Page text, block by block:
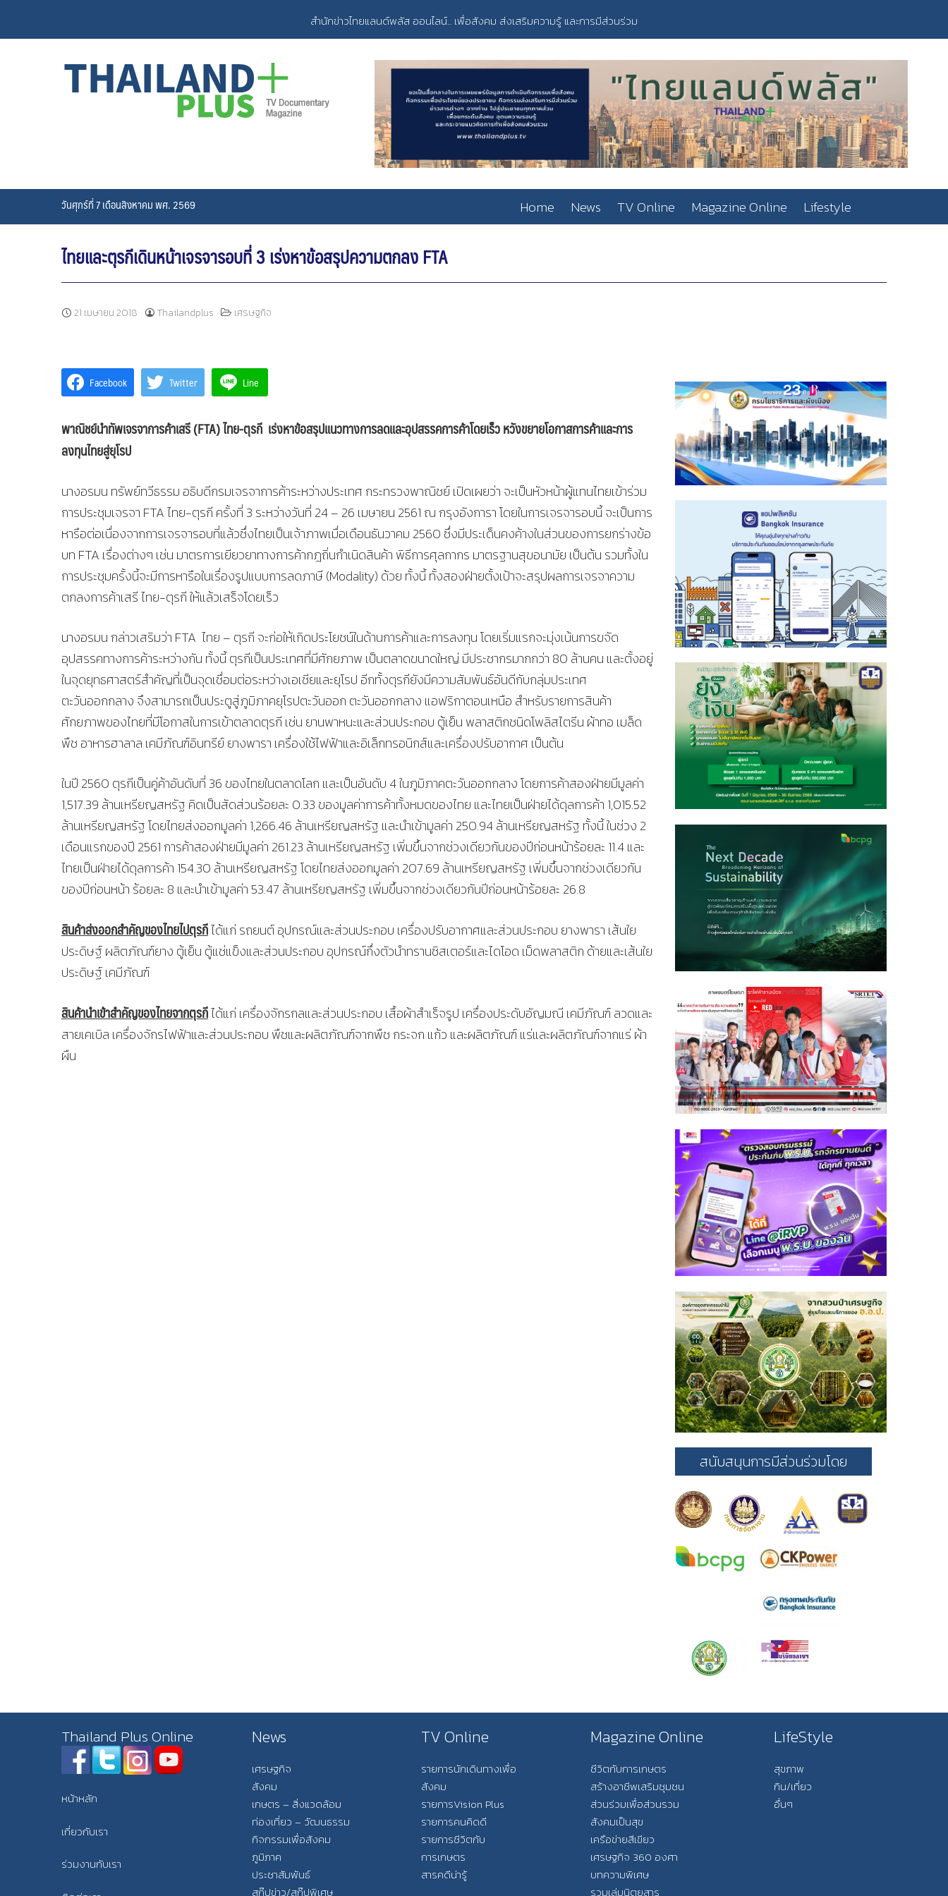
content
สำนักข่าวไทยแลนด์พลัส ออนไลน์... เพื่อสังคม ส่งเสริมความรู้ และการมีส่วนร่วม
วันศุกร์ที่ 7 เดือนสิงหาคม พศ. 2569 Home News TV Online Magazine Online Lifestyle
ไทยและตุรกีเดินหน้าเจรจารอบที่ 3 เร่งหาข้อสรุปความตกลง FTA
21 เมษายน 2018 Thailandplus เศรษฐกิจ
Facebook Twitter Line
พาณิชย์นำทัพเจรจาการค้าเสรี(FTA) ไทย-ตุรกี เร่งหาข้อสรุปแนวทางการลดและอุปสรรคการค้าโดยเร็ว หวังขยายโอกาสการค้าและการ
ลงทุนไทยสู่ยุโรป
นางอรมน ทรัพย์ทวีธรรม อธิบดีกรมเจรจาการค้าระหว่างประเทศ กระทรวงพาณิชย์ เปิดเผยว่า จะเป็นหัวหน้าผู้แทนไทยเข้าร่วม
การประชุมเจรจา FTA ไทย-ตุรกี ครั้งที่ 3 ระหว่างวันที่ 24 – 26 เมษายน 2561 ณ กรุงอังการา โดยในการเจรจารอบนี้ จะเป็นการ
หารือต่อเนื่องจากการเจรจารอบที่แล้วซึ่งไทยเป็นเจ้าภาพเมื่อเดือนธันวาคม 2560 ซึ่งมีประเด็นคงค้างในส่วนของการยกร่างข้อ
บท FTA เรื่องต่างๆ เช่น มาตรการเยียวยาทางการค้ากฎถิ่นกำเนิดสินค้า พิธีการศุลกากร มาตรฐานสุขอนามัย เป็นต้น รวมทั้งใน
การประชุมครั้งนี้จะมีการหารือในเรื่องรูปแบบการลดภาษี (Modality) ด้วย ทั้งนี้ ทั้งสองฝ่ายตั้งเป้าจะสรุปผลการเจรจาความ
ตกลงการค้าเสรี ไทย-ตุรกี ให้แล้วเสร็จโดยเร็ว
นางอรมน กล่าวเสริมว่า FTA ไทย – ตุรกี จะก่อให้เกิดประโยชน์ในด้านการค้าและการลงทุน โดยเริ่มแรกจะมุ่งเน้นการขจัด
อุปสรรคทางการค้าระหว่างกัน ทั้งนี้ ตุรกีเป็นประเทศที่มีศักยภาพ เป็นตลาดขนาดใหญ่ มีประชากรมากกว่า 80 ล้านคน และตั้งอยู่
ในจุดยุทธศาสตร์สำคัญที่เป็นจุดเชื่อมต่อระหว่างเอเชียและยุโรป อีกทั้งตุรกียังมีความสัมพันธ์อันดีกับกลุ่มประเทศ
ตะวันออกกลาง จึงสามารถเป็นประตูสู่ภูมิภาคยุโรปตะวันออก ตะวันออกกลาง แอฟริกาตอนเหนือ สำหรับรายการสินค้า
ศักยภาพของไทยที่มีโอกาสในการเข้าตลาดตุรกี เช่น ยานพาหนะและส่วนประกอบ ตู้เย็น พลาสติกชนิดโพลิสไตรีน ผ้าทอ เมล็ด
พืช อาหารฮาลาล เคมีภัณฑ์อินทรีย์ ยางพารา เครื่องใช้ไฟฟ้าและอิเล็กทรอนิกส์และเครื่องปรับอากาศ เป็นต้น
ในปี 2560 ตุรกีเป็นคู่ค้าอันดับที่ 36 ของไทยในตลาดโลก และเป็นอันดับ 4 ในภูมิภาคตะวันออกกลาง โดยการค้าสองฝ่ายมีมูลค่า
1,517.39 ล้านเหรียญสหรัฐ คิดเป็นสัดส่วนร้อยละ 0.33 ของมูลค่าการค้าทั้งหมดของไทย และไทยเป็นฝ่ายได้ดุลการค้า 1,015.52
ล้านเหรียญสหรัฐ โดยไทยส่งออกมูลค่า 1,266.46 ล้านเหรียญสหรัฐ และนำเข้ามูลค่า 250.94 ล้านเหรียญสหรัฐ ทั้งนี้ ในช่วง 2
เดือนแรกของปี 2561 การค้าสองฝ่ายมีมูลค่า 261.23 ล้านเหรียญสหรัฐ เพิ่มขึ้นจากช่วงเดียวกันของปีก่อนหน้าร้อยละ 11.4 และ
ไทยเป็นฝ่ายได้ดุลการค้า 154.30 ล้านเหรียญสหรัฐ โดยไทยส่งออกมูลค่า 207.69 ล้านเหรียญสหรัฐ เพิ่มขึ้นจากช่วงเดียวกัน
ของปีก่อนหน้า ร้อยละ 8 และนำเข้ามูลค่า 53.47 ล้านเหรียญสหรัฐ เพิ่มขึ้นจากช่วงเดียวกันปีก่อนหน้าร้อยละ 26.8
สินค้าส่งออกสำคัญของไทยไปตุรกีได้แก่ รถยนต์ อุปกรณ์และส่วนประกอบ เครื่องปรับอากาศและส่วนประกอบ ยางพารา เส้นใย
ประดิษฐ์ ผลิตภัณฑ์ยาง ตู้เย็น ตู้แช่แข็งและส่วนประกอบ อุปกรณ์กึ่งตัวนำทรานซิสเตอร์และไดโอด เม็ดพลาสติก ด้ายและเส้นใย
ประดิษฐ์ เคมีภัณฑ์
สินค้านำเข้าสำคัญของไทยจากตุรกีได้แก่ เครื่องจักรกลและส่วนประกอบ เสื้อผ้าสำเร็จรูป เครื่องประดับอัญมณี เคมีภัณฑ์ ลวดและ
สายเคเบิล เครื่องจักรไฟฟ้าและส่วนประกอบ พืชและผลิตภัณฑ์จากพืช กระจก แก้ว และผลิตภัณฑ์ แร่และผลิตภัณฑ์จากแร่ ผ้า
ผืน
สนับสนุนการมีส่วนร่วมโดย
Thailand Plus Online
หน้าหลัก
เกี่ยวกับเรา
ร่วมงานกับเรา
News
เศรษฐกิจ
สังคม
เกษตร – สิ่งแวดล้อม
ท่องเที่ยว – วัฒนธรรม
กิจกรรมเพื่อสังคม
ภูมิภาค
ประชาสัมพันธ์
สกู๊ปข่าว/สกู๊ปพิเศษ
TV Online
รายการนักเดินทางเพื่อ
สังคม
รายการVision Plus
รายการคนคิดดี
รายการชีวิตกับ
การเกษตร
สารคดีน่ารู้
Magazine Online
ชีวิตกับการเกษตร
สร้างอาชีพเสริมชุมชน
ส่วนร่วมเพื่อส่วนรวม
สังคมเป็นสุข
เครือข่ายสีเขียว
เศรษฐกิจ 360 องศา
บทความพิเศษ
รวมเล่มนิตยสาร
LifeStyle
สุขภาพ
กิน/เที่ยว
อื่นๆ